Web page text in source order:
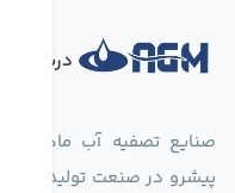
درباره
پیشرو در صنعت تولید